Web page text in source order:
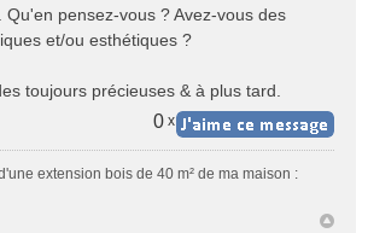
Qu'en pensez-vous ? Avez-vous des
et/ou esthétiques ?
toujours précieuses & à plus tard.
0 x
extension bois de 40 m² de ma maison :